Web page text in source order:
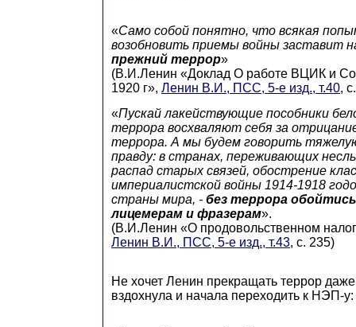
«Само собой понятно, что всякая
возобновить приемы войны заставит
прежний террор»
(В.И.Ленин «Доклад О работе ВЦИК и
1920 г», Ленин В.И., ПСС, 5-е изд., т.40,
«Пускай лакействующие пособники
террора восхваляют себя за
террора. А мы будем говорить
правду: в странах, переживающих
распад старых связей, обострение
империалистской войны 1914-1918
страны мира, - без террора
лицемерам и фразерам».
(В.И.Ленин «О продовольственном
Ленин В.И., ПСС, 5-е изд., т.43, с. 235)
Не хочет Ленин прекращать террор даже
вздохнула и начала переходить к НЭП-у: